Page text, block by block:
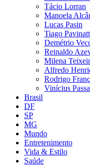
Tácio Lorran
Manoela
Lucas Pasin
Tiago
Demétrio
Reinaldo
Milena
Alfredo
Rodrigo
Vinícius
Brasil
DF
SP
MG
Mundo
Entretenimento
Vida & Estilo
Saúde